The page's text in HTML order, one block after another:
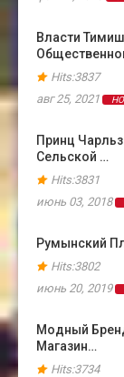
Власти
Hits:3837
авг 25, 2021
Принц
Сельской …
Hits:3831
июнь 03, 2018
Румынский
Hits:3802
июнь 20, 2019
Модный
Магазин…
Hits:3734